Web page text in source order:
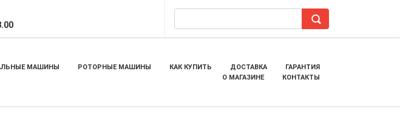
МАШИНЫ РОТОРНЫЕ МАШИНЫ КАК КУПИТЬ ДОСТАВКА
ГАРАНТИЯ
О МАГАЗИНЕ
КОНТАКТЫ